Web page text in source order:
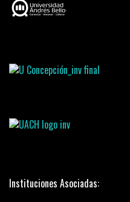
Instituciones Asociadas: